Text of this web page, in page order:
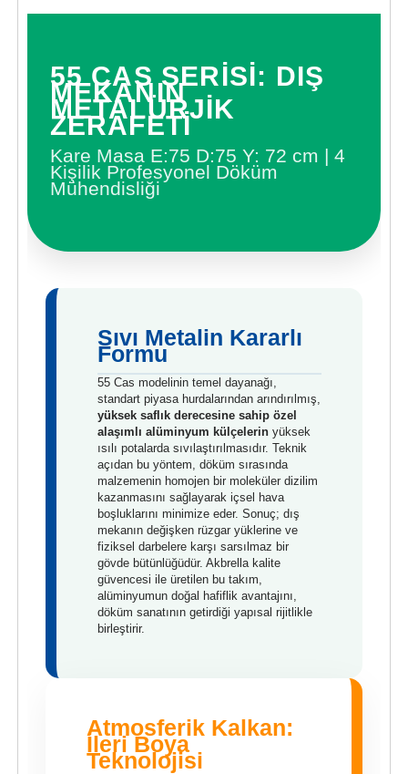
55 CAS SERİSİ: DIŞ
MEKANIN
METALÜRJİK
ZERAFETİ
Kare Masa E:75 D:75 Y: 72 cm | 4
Kişilik Profesyonel Döküm
Mühendisliği
Sıvı Metalin Kararlı
Formu
55 Cas modelinin temel dayanağı,
standart piyasa hurdalarından arındırılmış,
yüksek saflık derecesine sahip özel
alaşımlı alüminyum külçelerinyüksek
ısılı potalarda sıvılaştırılmasıdır. Teknik
açıdan bu yöntem, döküm sırasında
malzemenin homojen bir moleküler dizilim
kazanmasını sağlayarak içsel hava
boşluklarını minimize eder. Sonuç; dış
mekanın değişken rüzgar yüklerine ve
fiziksel darbelere karşı sarsılmaz bir
gövde bütünlüğüdür. Akbrella kalite
güvencesi ile üretilen bu takım,
alüminyumun doğal hafiflik avantajını,
döküm sanatının getirdiği yapısal rijitlikle
birleştirir.
Atmosferik Kalkan:
İleri Boya
Teknolojisi